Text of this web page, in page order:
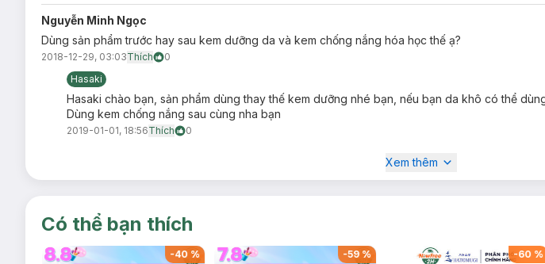
Nguyễn Minh Ngọc
Dùng sản phẩm trước hay sau kem dưỡng da và kem chống nắng hóa học thế ạ?
2018-12-29, 03:03Thích
0
Hasaki
Hasaki chào bạn, sản phẩm dùng thay thế kem dưỡng nhé bạn, nếu bạn da khô có thể
Dùng kem chống nắng sau cùng nha bạn
2019-01-01, 18:56Thích 0
Xem thêm
Có thể bạn thích
-59% -60% 49%